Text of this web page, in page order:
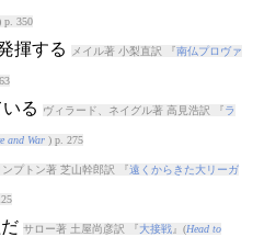
350
揮する メイル著 小梨直訳 『南仏プロヴァ
る ヴィラード、ネイグル著 高見浩訳 『ラ
and War) p. 275
ンプトン著 芝山幹郎訳 『遠くからきた大リーガ
サロー著 土屋尚彦訳 『大接戦』(Head to